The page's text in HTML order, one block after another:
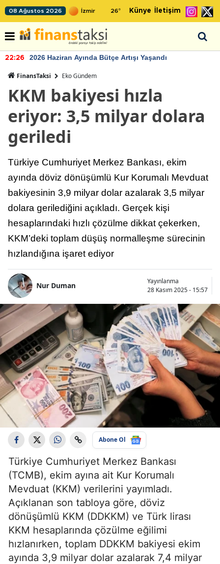
08 Ağustos 2026 26° Künye İletişim
22:26 2026 Haziran Ayında Bütçe Artışı Yaşandı
FinansTaksi Eko Gündem
KKM bakiyesi hızla
eriyor: 3,5 milyar dolara
geriledi
Türkiye Cumhuriyet Merkez Bankası, ekim
ayında döviz dönüşümlü Kur Korumalı Mevduat
bakiyesinin 3,9 milyar dolar azalarak 3,5 milyar
dolara gerilediğini açıkladı. Gerçek kişi
hesaplarındaki hızlı çözülme dikkat çekerken,
KKM’deki toplam düşüş normalleşme sürecinin
hızlandığına işaret ediyor
Nur Duman
Yayınlanma
28 Kasım 2025 - 15:57
Abone Ol
Türkiye Cumhuriyet Merkez Bankası
(TCMB), ekim ayına ait Kur Korumalı
Mevduat (KKM) verilerini yayımladı.
Açıklanan son tabloya göre, döviz
dönüşümlü KKM (DDKKM) ve Türk lirası
KKM hesaplarında çözülme eğilimi
hızlanırken, toplam DDKKM bakiyesi ekim
ayında 3,9 milyar dolar azalarak 7,4 milyar